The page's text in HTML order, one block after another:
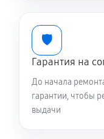
🛡️
Гарантия на
До начала
гарантии, чтобы
выдачи